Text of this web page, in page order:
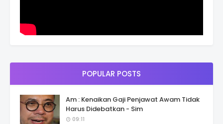
POPULAR POSTS
Am : Kenaikan Gaji Penjawat Awam Tidak
Harus Didebatkan - Sim
09:11